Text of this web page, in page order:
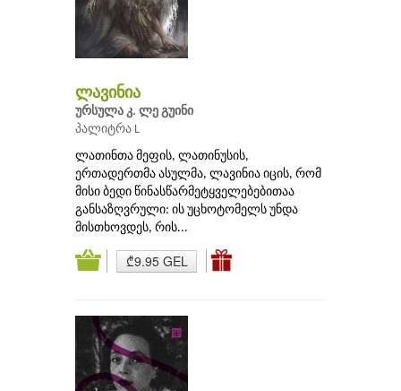
ლავინია
ურსულა კ. ლე გუინი
პალიტრა L
ლათინთა მეფის, ლათინუსის,
ერთადერთმა ასულმა, ლავინია იცის, რომ
მისი ბედი წინასწარმეტყველებებითაა
განსაზღვრული: ის უცხოტომელს უნდა
მისთხოვდეს, რის...
₾9.95 GEL